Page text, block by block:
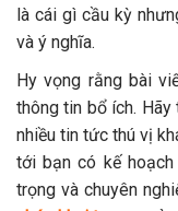
là cái gì cầu kỳ
và ý nghĩa.
Hy vọng rằng bài
thông tin bổ ích. Hãy
nhiều tin tức thú vị
tới bạn có kế
trọng và chuyên